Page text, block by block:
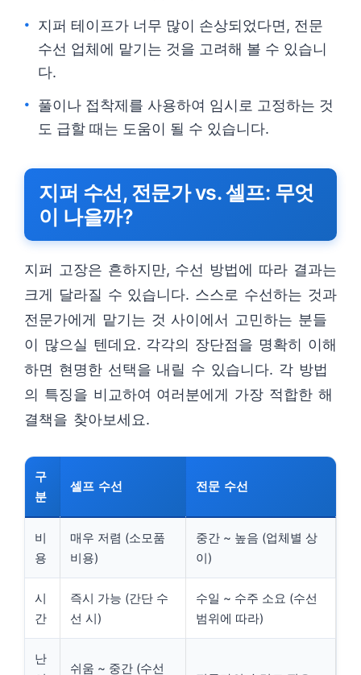
지퍼 테이프가 너무 많이 손상되었다면, 전문
수선 업체에 맡기는 것을 고려해 볼 수 있습니
다.
풀이나 접착제를 사용하여 임시로 고정하는 것
도 급할 때는 도움이 될 수 있습니다.
지퍼 수선, 전문가 vs. 셀프: 무엇
이 나을까?
지퍼 고장은 흔하지만, 수선 방법에 따라 결과는
크게 달라질 수 있습니다. 스스로 수선하는 것과
전문가에게 맡기는 것 사이에서 고민하는 분들
이 많으실 텐데요. 각각의 장단점을 명확히 이해
하면 현명한 선택을 내릴 수 있습니다. 각 방법
의 특징을 비교하여 여러분에게 가장 적합한 해
결책을 찾아보세요.
구
분
셀프 수선 전문 수선
비
용
매우 저렴 (소모품
비용)
중간 ~ 높음 (업체별 상
이)
시
간
즉시 가능 (간단 수
선 시)
수일 ~ 수주 소요 (수선
범위에 따라)
난
쉬움 ~ 중간 (수선